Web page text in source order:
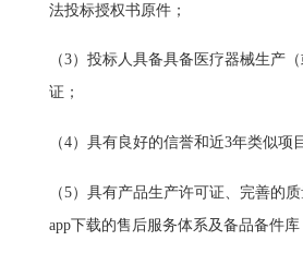
法投标授权书原件；
（3）投标人具备具备医疗器械生产
证；
（4）具有良好的信誉和近3年类似项
（5）具有产品生产许可证、完善的
app下载的售后服务体系及备品备件库